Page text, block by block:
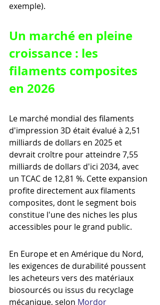
exemple).
Un marché en pleine
croissance : les
filaments composites
en 2026
Le marché mondial des filaments
d'impression 3D était évalué à 2,51
milliards de dollars en 2025 et
devrait croître pour atteindre 7,55
milliards de dollars d'ici 2034, avec
un TCAC de 12,81 %. Cette expansion
profite directement aux filaments
composites, dont le segment bois
constitue l'une des niches les plus
accessibles pour le grand public.
En Europe et en Amérique du Nord,
les exigences de durabilité poussent
les acheteurs vers des matériaux
biosourcés ou issus du recyclage
mécanique, selon Mordor